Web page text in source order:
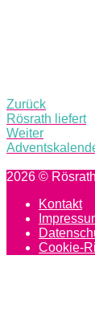
navigation
Zurück
Rösrath liefert
Weiter
2026 ©
Kontakt
Cookie-